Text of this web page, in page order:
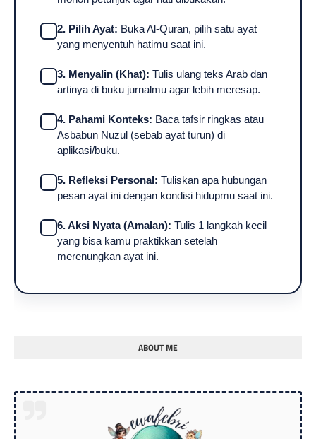
2. Pilih Ayat: Buka Al-Quran, pilih satu ayat
yang menyentuh hatimu saat ini.
3. Menyalin (Khat): Tulis ulang teks Arab dan
artinya di buku jurnalmu agar lebih meresap.
4. Pahami Konteks: Baca tafsir ringkas atau
Asbabun Nuzul (sebab ayat turun) di
aplikasi/buku.
5. Refleksi Personal: Tuliskan apa hubungan
pesan ayat ini dengan kondisi hidupmu saat ini.
6. Aksi Nyata (Amalan): Tulis 1 langkah kecil
yang bisa kamu praktikkan setelah
merenungkan ayat ini.
ABOUT ME